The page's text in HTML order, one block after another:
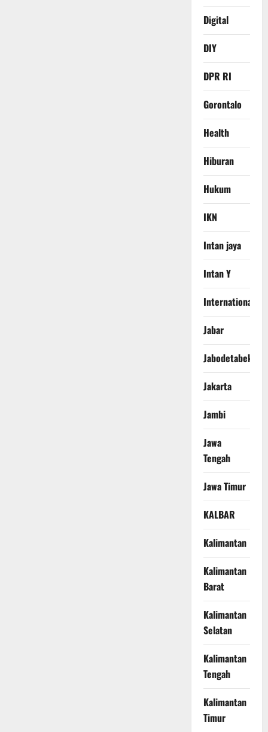
Digital
DIY
DPR RI
Gorontalo
Health
Hiburan
Hukum
IKN
Intan jaya
Intan Y
International
Jabar
Jabodetabek
Jakarta
Jambi
Jawa
Tengah
Jawa Timur
KALBAR
Kalimantan
Kalimantan
Barat
Kalimantan
Selatan
Kalimantan
Tengah
Kalimantan
Timur